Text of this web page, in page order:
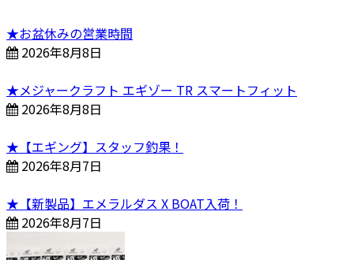
★お盆休みの営業時間
2026年8月8日
★メジャークラフト エギゾー TR スマートフィット
2026年8月8日
★【エギング】スタッフ釣果！
2026年8月7日
★【新製品】エメラルダス X BOAT入荷！
2026年8月7日